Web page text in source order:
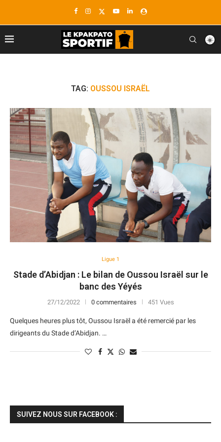
TAG: OUSSOU ISRAËL
Ligue 1
Stade d’Abidjan : Le bilan de Oussou Israël sur le
banc des Yéyés
27/12/2022 0 commentaires 451 Vues
Quelques heures plus tôt, Oussou Israël a été remercié par les
dirigeants du Stade d’Abidjan. …
SUIVEZ NOUS SUR FACEBOOK :